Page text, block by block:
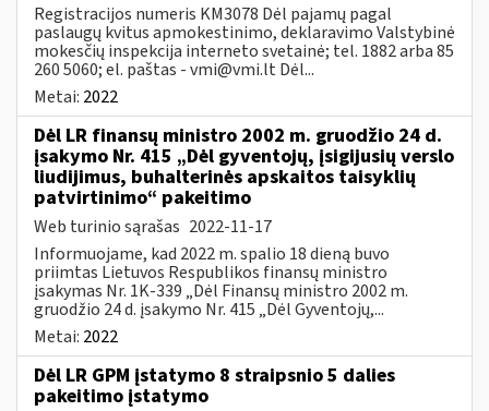
Registracijos numeris KM3078 Dėl pajamų pagal
paslaugų kvitus apmokestinimo, deklaravimo Valstybinė
mokesčių inspekcija interneto svetainė; tel. 1882 arba 85
260 5060; el. paštas -vmi@vmi.ltDėl...
Metai: 2022
Dėl LR finansų ministro 2002 m. gruodžio 24 d.
įsakymo Nr. 415 „Dėl gyventojų, įsigijusių verslo
liudijimus, buhalterinės apskaitos taisyklių
patvirtinimo“ pakeitimo
Web turinio sąrašas 2022-11-17
Informuojame, kad 2022 m. spalio 18 dieną buvo
priimtas Lietuvos Respublikos finansų ministro
įsakymas Nr. 1K-339 „Dėl Finansų ministro 2002 m.
gruodžio 24 d. įsakymo Nr. 415 „Dėl Gyventojų,...
Metai: 2022
Dėl LR GPM įstatymo 8 straipsnio 5 dalies
pakeitimo įstatymo